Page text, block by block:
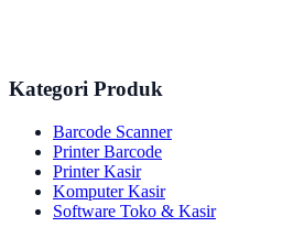
Kategori Produk
Barcode Scanner
Printer Barcode
Printer Kasir
Komputer Kasir
Software Toko & Kasir